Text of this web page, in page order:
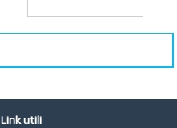
STUDIO MICCI
Antonella Micci,
Roma
Azienda Agricola a
Link utili